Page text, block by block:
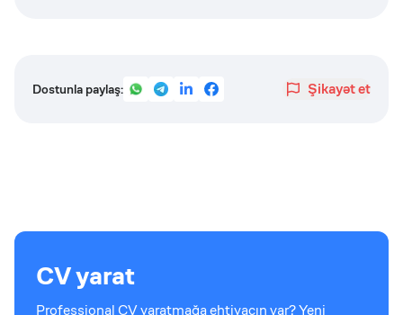
Dostunla paylaş: Şikayət et
CV yarat
Professional CV yaratmağa ehtiyacın var? Yeni